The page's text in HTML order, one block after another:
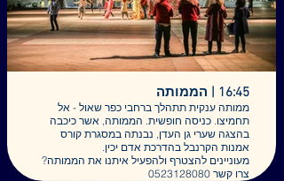
16:45 | הממותה
ממותה ענקית תתהלך ברחבי כפר שאול - אל
תחמיצו. כניסה חופשית. הממותה, אשר כיכבה
בהצגה שערי גן העדן, נבנתה במסגרת קורס
אמנות הקרנבל בהדרכת אדם יכין.
מעוניינים להצטרף ולהפעיל איתנו את הממותה?
צרו קשר 0523128080